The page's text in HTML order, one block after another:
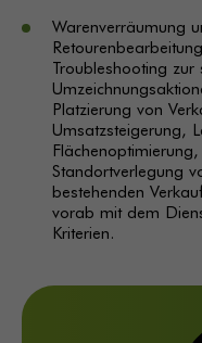
Warenverräumung
Troubleshooting
Platzierung von
Umsatzsteigerung,
Standortverlegung
bestehenden
vorab mit dem
Kriterien.